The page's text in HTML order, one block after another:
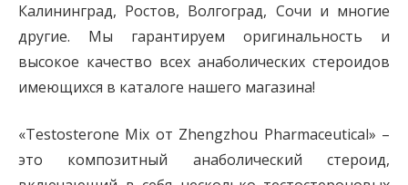
Калининград, Ростов, Волгоград, Сочи и многие
другие. Мы гарантируем оригинальность и
высокое качество всех анаболических стероидов
имеющихся в каталоге нашего магазина!
«Testosterone Mix от Zhengzhou Pharmaceutical» –
это композитный анаболический стероид,